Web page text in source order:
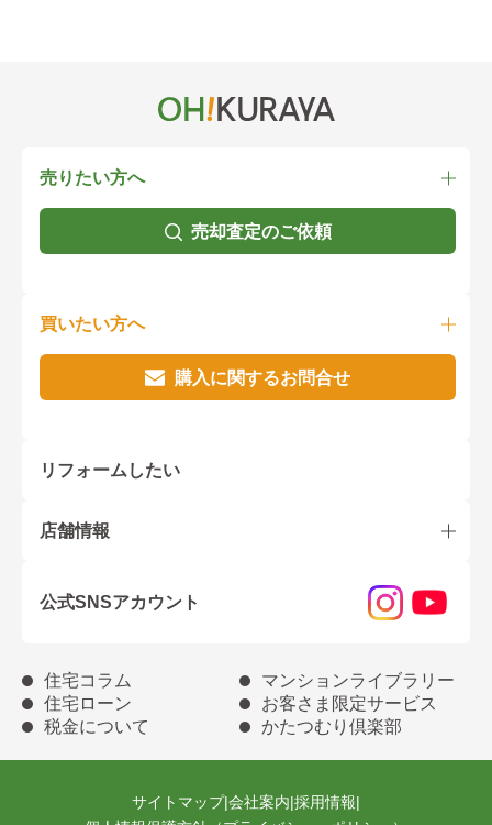
売りたい方へ
売却査定のご依頼
買いたい方へ
購入に関するお問合せ
リフォームしたい
店舗情報
公式SNSアカウント
住宅コラム
マンションライブラリー
住宅ローン
お客さま限定サービス
税金について
かたつむり倶楽部
サイトマップ|会社案内|採用情報|